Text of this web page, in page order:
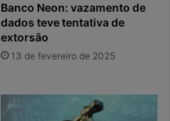
Banco Neon: vazamento de
dados teve tentativa de
extorsão
13 de fevereiro de 2025